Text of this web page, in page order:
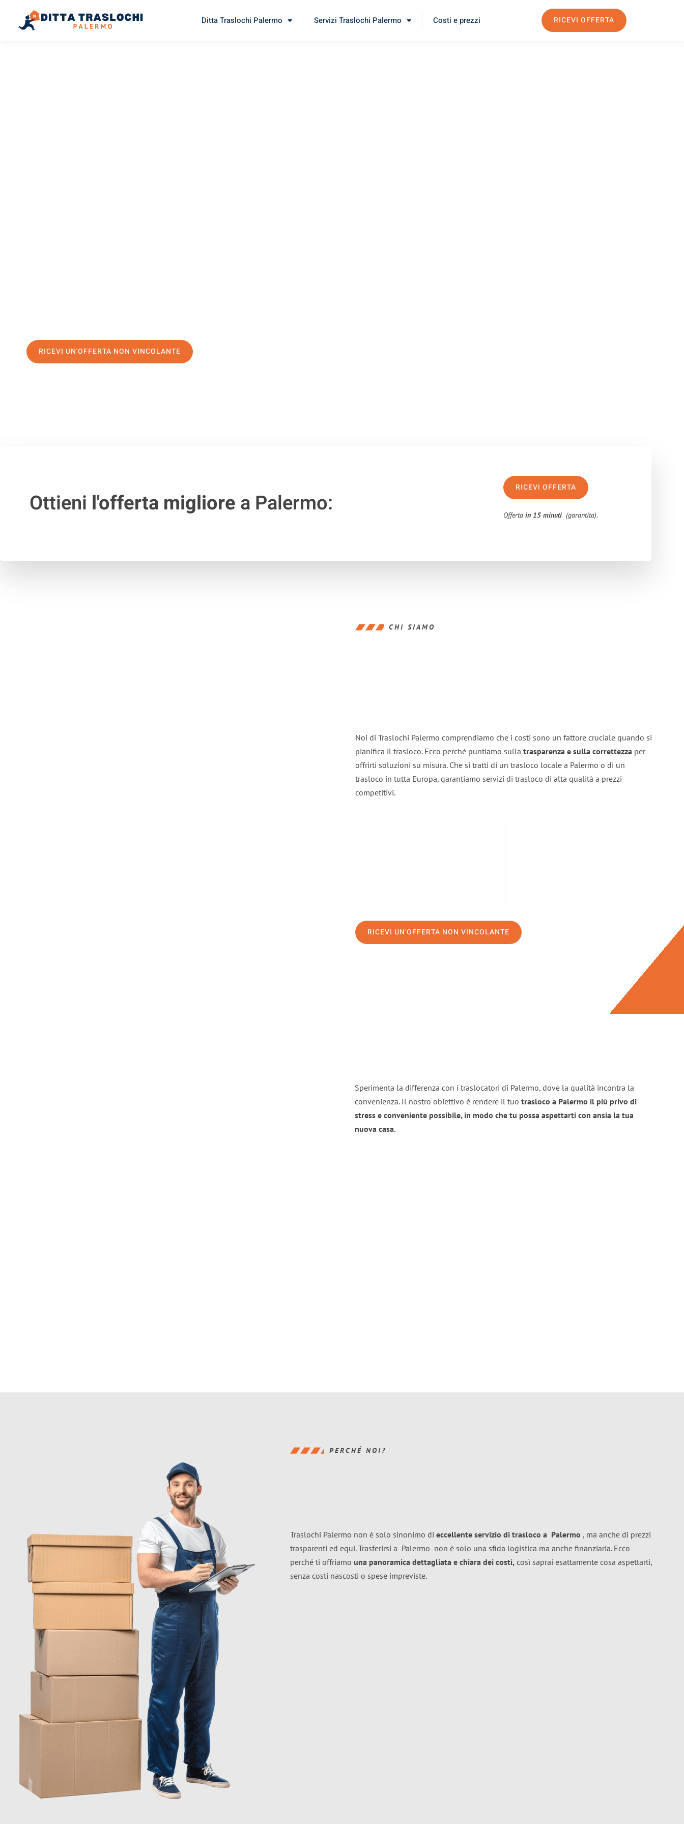
Ditta Traslochi Palermo Servizi Traslochi Palermo Costi e prezzi RICEVI OFFERTA
RICEVI UN'OFFERTA NON VINCOLANTE
Ottieni l'offerta migliorea Palermo:
RICEVI OFFERTA
Offertain 15 minuti (garantita).
CHI SIAMO
Noi di Traslochi Palermo comprendiamo che i costi sono un fattore cruciale quando si
pianifica il trasloco. Ecco perché puntiamo sulla trasparenza e sulla correttezza per
offrirti soluzioni su misura. Che si tratti di un trasloco locale a Palermo o di un
trasloco in tutta Europa, garantiamo servizi di trasloco di alta qualità a prezzi
competitivi.
RICEVI UN'OFFERTA NON VINCOLANTE
Sperimenta la differenza con i traslocatori di Palermo, dove la qualità incontra la
convenienza. Il nostro obiettivo è rendere il tuo trasloco a Palermo il più privo di
stress e conveniente possibile, in modo che tu possa aspettarti con ansia la tua
nuova casa.
PERCHÉ NOI?
Traslochi Palermo non è solo sinonimo di eccellente servizio di trasloco a Palermo , ma anche di prezzi
trasparenti ed equi. Trasferirsi a Palermo non è solo una sfida logistica ma anche finanziaria. Ecco
perché ti offriamo una panoramica dettagliata e chiara dei costi, così saprai esattamente cosa aspettarti,
senza costi nascosti o spese impreviste.